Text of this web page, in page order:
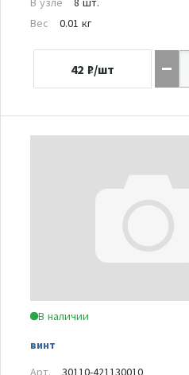
Вес
0.01 кг
42 ₽/шт
В наличии
винт
Арт.
30110-421130010